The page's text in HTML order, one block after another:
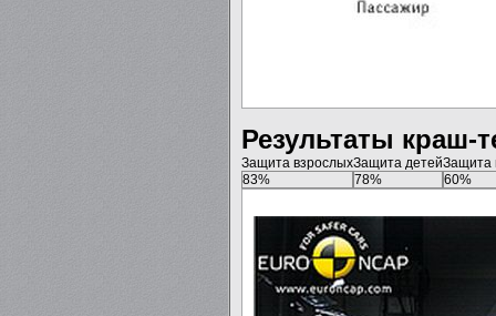
Результаты краш-
Защита взрослыхЗащита детейЗащита
83%
78% 60%